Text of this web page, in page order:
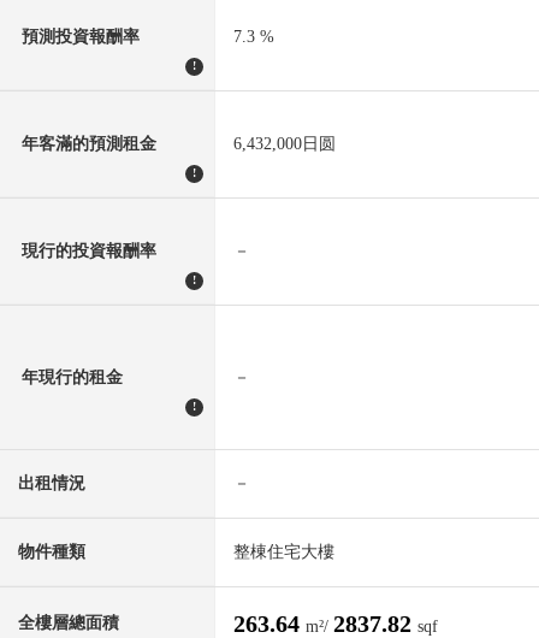
預測投資報酬率
!
7.3 %
年客滿的預測租金
!
6,432,000日圆
現行的投資報酬率
!
－
年現行的租金
!
－
出租情況 －
物件種類 整棟住宅大樓
全樓層總面積 263.64 m²/ 2837.82 sqf